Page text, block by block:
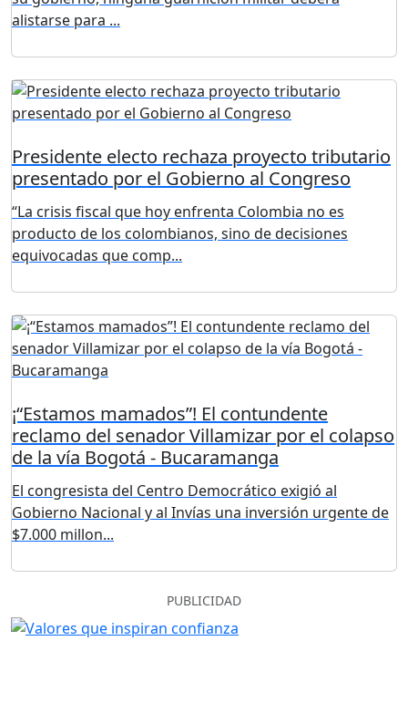
alistarse para ...
Presidente electo rechaza proyecto tributario
presentado por el Gobierno al Congreso
“La crisis fiscal que hoy enfrenta Colombia no es
producto de los colombianos, sino de decisiones
equivocadas que comp...
¡“Estamos mamados”! El contundente
reclamo del senador Villamizar por el colapso
de la vía Bogotá - Bucaramanga
El congresista del Centro Democrático exigió al
Gobierno Nacional y al Invías una inversión urgente de
$7.000 millon...
PUBLICIDAD